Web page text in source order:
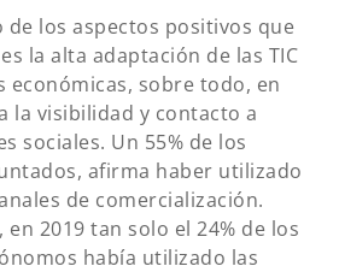
de los aspectos positivos que
la alta adaptación de las TIC
económicas, sobre todo, en
la visibilidad y contacto a
sociales. Un 55% de los
afirma haber utilizado
de comercialización.
en 2019 tan solo el 24% de los
había utilizado las